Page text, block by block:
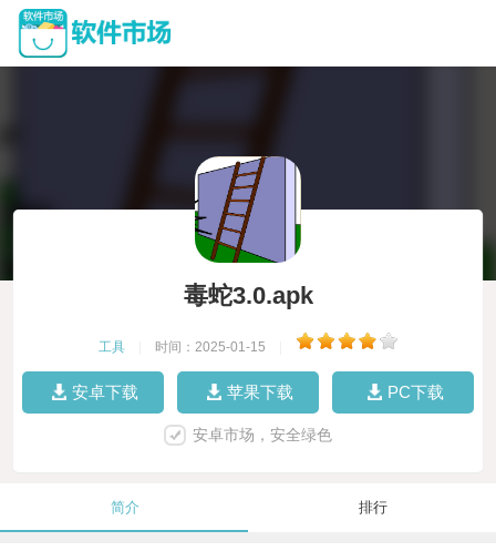
毒蛇3.0.apk
工具 时间：2025-01-15
安卓下载 苹果下载 PC下载
安卓市场，安全绿色
简介 排行